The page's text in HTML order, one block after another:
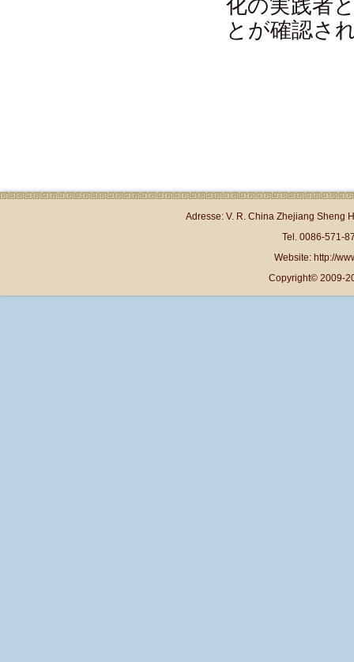
化の実践者
とが確認さ
Adresse: V. R. China Zhejiang Sheng
Tel. 0086-571-
Website: http://
Copyright© 2009-